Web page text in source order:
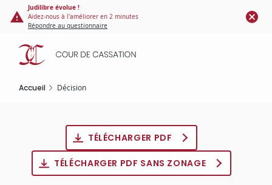
Panneau de gestion des cookies
contenu
principal
Judilibre évolue !
Aidez-nous à l'améliorer en 2 minutes
Répondre au questionnaire
Accueil Décision
TÉLÉCHARGER PDF
TÉLÉCHARGER PDF SANS ZONAGE